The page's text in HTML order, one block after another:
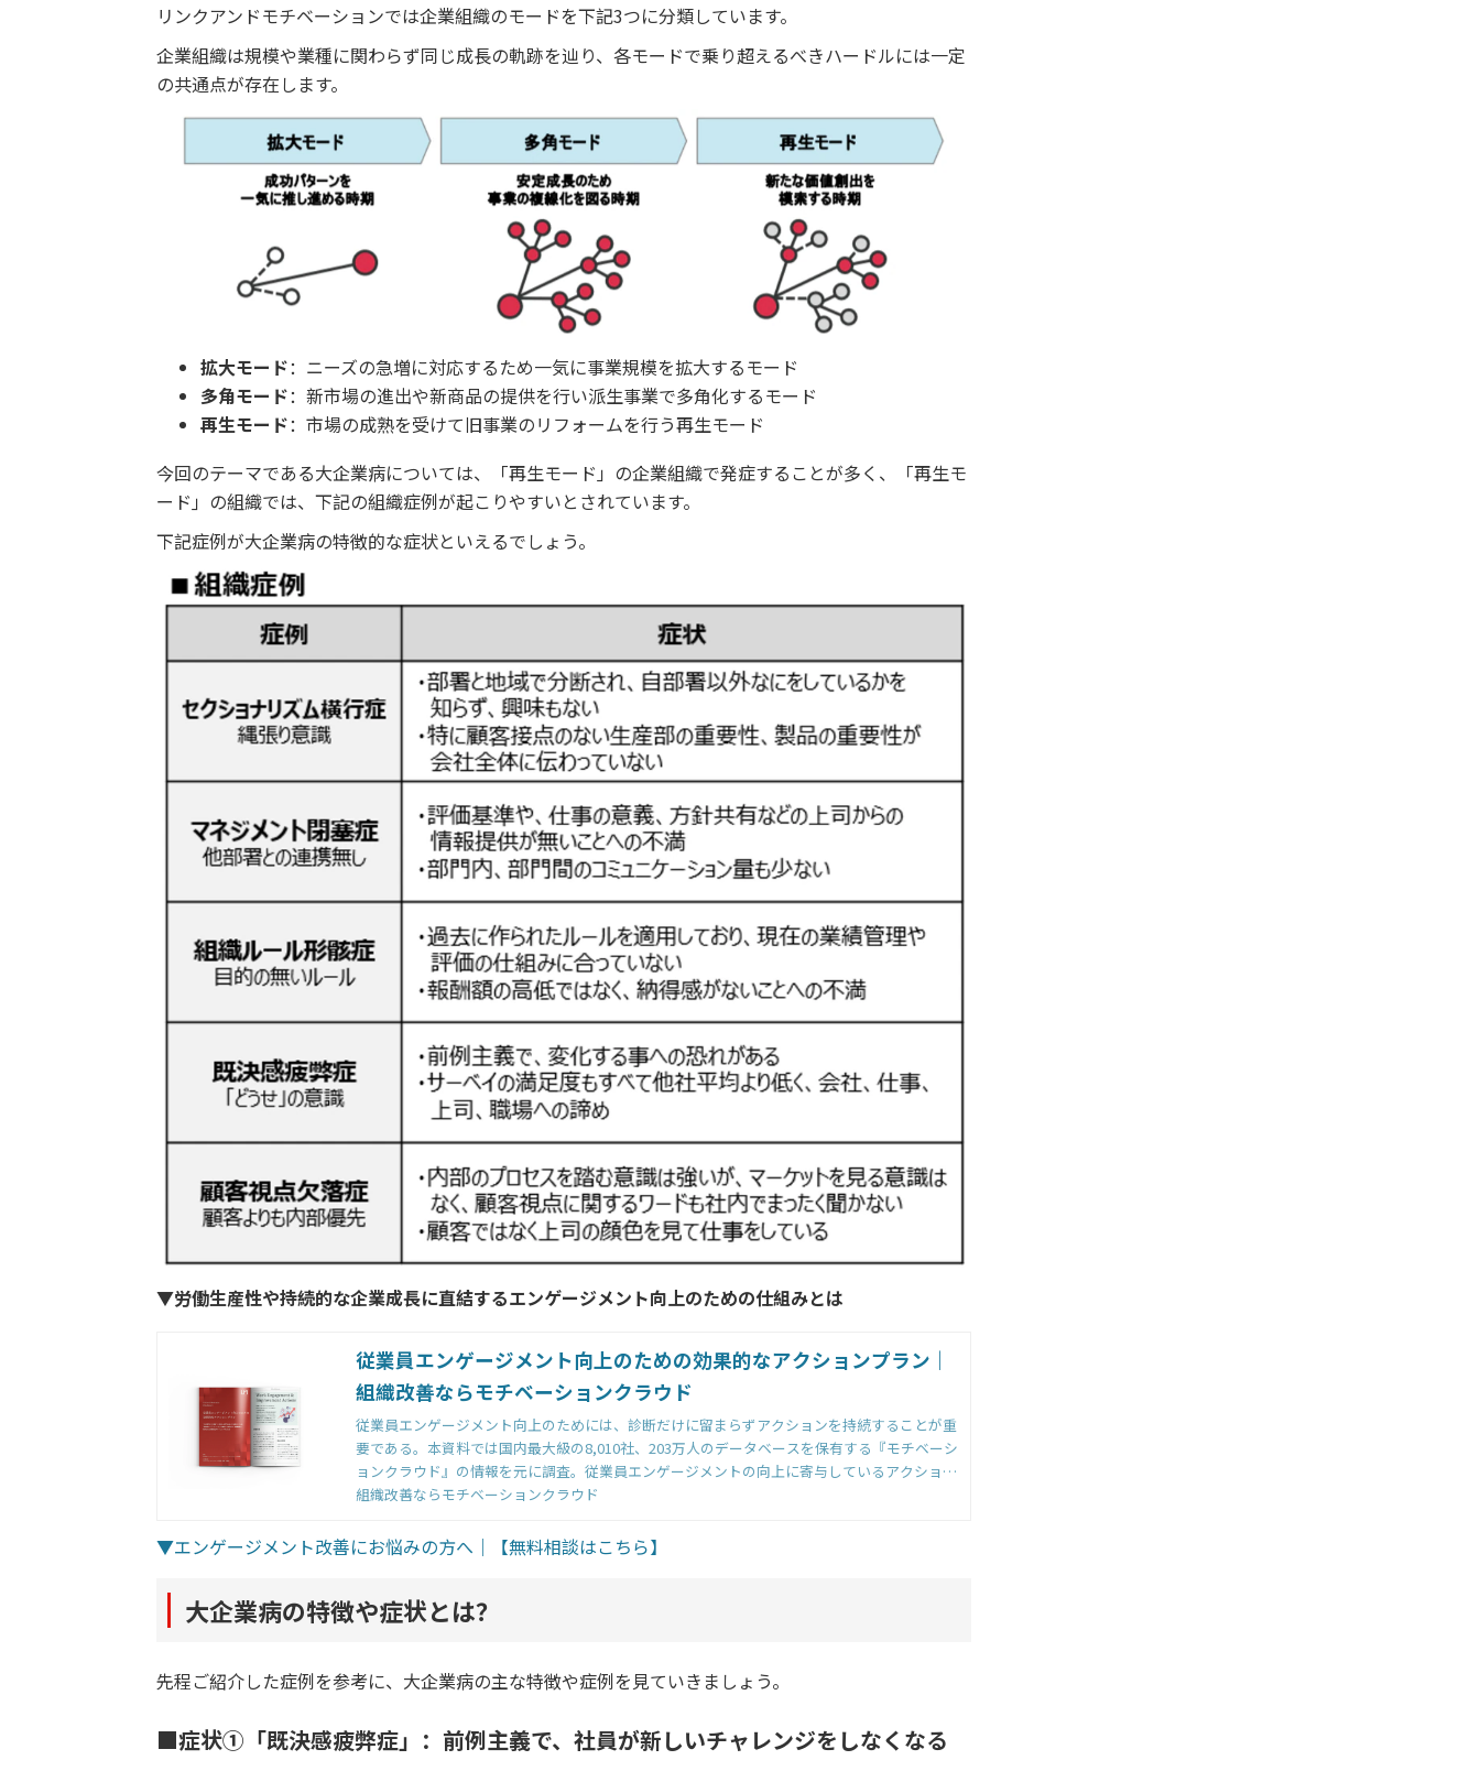
リンクアンドモチベーションでは企業組織のモードを下記3つに分類しています。
企業組織は規模や業種に関わらず同じ成長の軌跡を辿り、各モードで乗り超えるべきハードルには一定
の共通点が存在します。
拡大モード：ニーズの急増に対応するため一気に事業規模を拡大するモード
多角モード：新市場の進出や新商品の提供を行い派生事業で多角化するモード
再生モード：市場の成熟を受けて旧事業のリフォームを行う再生モード
今回のテーマである大企業病については、「再生モード」の企業組織で発症することが多く、「再生モ
ード」の組織では、下記の組織症例が起こりやすいとされています。
下記症例が大企業病の特徴的な症状といえるでしょう。
▼労働生産性や持続的な企業成長に直結するエンゲージメント向上のための仕組みとは
従業員エンゲージメント向上のための効果的なアクションプラン｜
組織改善ならモチベーションクラウド
従業員エンゲージメント向上のためには、診断だけに留まらずアクションを持続することが重
要である。本資料では国内最大級の8,010社、203万人のデータベースを保有する『モチベーシ
ョンクラウド』の情報を元に調査。従業員エンゲージメントの向上に寄与しているアクション
プランの傾向をご紹介。
組織改善ならモチベーションクラウド
▼エンゲージメント改善にお悩みの方へ｜【無料相談はこちら】
大企業病の特徴や症状とは？
先程ご紹介した症例を参考に、大企業病の主な特徴や症例を見ていきましょう。
■症状①「既決感疲弊症」：前例主義で、社員が新しいチャレンジをしなくなる